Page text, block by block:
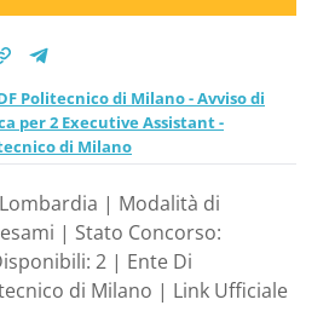
Politecnico di Milano - Avviso di
per 2 Executive Assistant -
di Milano
| Modalità di
| Stato Concorso:
2 | Ente Di
di Milano | Link Ufficiale